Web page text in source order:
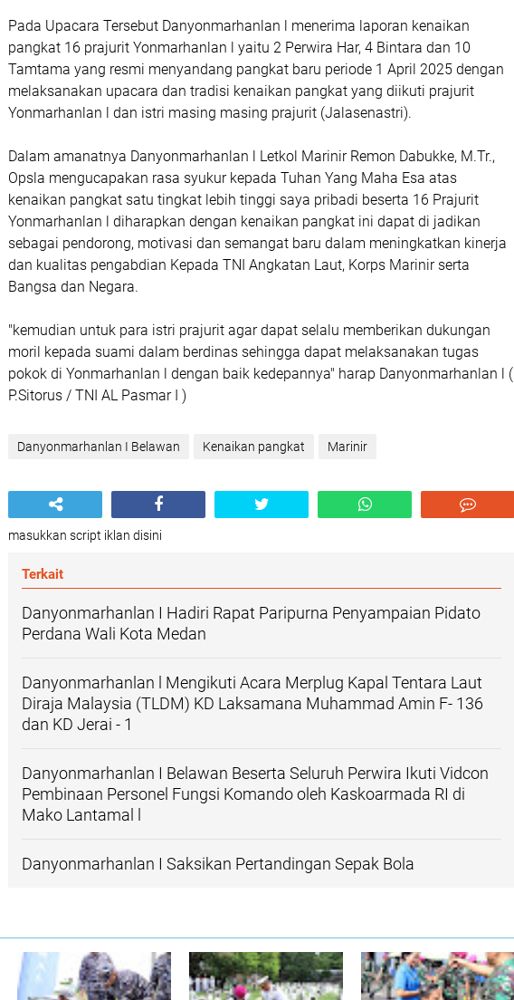
Pada Upacara Tersebut Danyonmarhanlan l menerima laporan kenaikan
pangkat 16 prajurit Yonmarhanlan l yaitu 2 Perwira Har, 4 Bintara dan 10
Tamtama yang resmi menyandang pangkat baru periode 1 April 2025 dengan
melaksanakan upacara dan tradisi kenaikan pangkat yang diikuti prajurit
Yonmarhanlan l dan istri masing masing prajurit (Jalasenastri).
Dalam amanatnya Danyonmarhanlan l Letkol Marinir Remon Dabukke, M.Tr.,
Opsla mengucapakan rasa syukur kepada Tuhan Yang Maha Esa atas
kenaikan pangkat satu tingkat lebih tinggi saya pribadi beserta 16 Prajurit
Yonmarhanlan l diharapkan dengan kenaikan pangkat ini dapat di jadikan
sebagai pendorong, motivasi dan semangat baru dalam meningkatkan kinerja
dan kualitas pengabdian Kepada TNI Angkatan Laut, Korps Marinir serta
Bangsa dan Negara.
"kemudian untuk para istri prajurit agar dapat selalu memberikan dukungan
moril kepada suami dalam berdinas sehingga dapat melaksanakan tugas
pokok di Yonmarhanlan l dengan baik kedepannya" harap Danyonmarhanlan l (
P.Sitorus / TNI AL Pasmar I )
Danyonmarhanlan I Belawan Kenaikan pangkat Marinir
masukkan script iklan disini
Terkait
Danyonmarhanlan I Hadiri Rapat Paripurna Penyampaian Pidato
Perdana Wali Kota Medan
Danyonmarhanlan l Mengikuti Acara Merplug Kapal Tentara Laut
Diraja Malaysia (TLDM) KD Laksamana Muhammad Amin F- 136
dan KD Jerai - 1
Danyonmarhanlan I Belawan Beserta Seluruh Perwira Ikuti Vidcon
Pembinaan Personel Fungsi Komando oleh Kaskoarmada RI di
Mako Lantamal l
Danyonmarhanlan I Saksikan Pertandingan Sepak Bola